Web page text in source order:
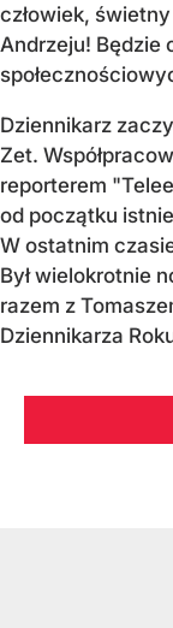
człowiek,
Andrzeju! Będzie
Dziennikarz
Zet.
reporterem
od początku
W ostatnim
Był wielokrotnie
razem z
Dziennikarza